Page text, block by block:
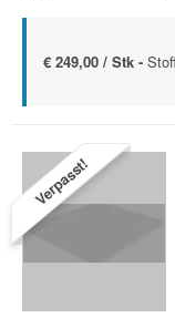
€ 249,00 / Stk -
Verpasst!